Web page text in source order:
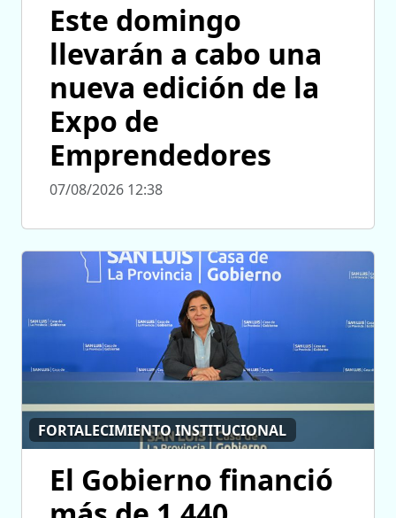
Este domingo
llevarán a cabo una
nueva edición de la
Expo de
Emprendedores
07/08/2026 12:38
FORTALECIMIENTO INSTITUCIONAL
El Gobierno financió